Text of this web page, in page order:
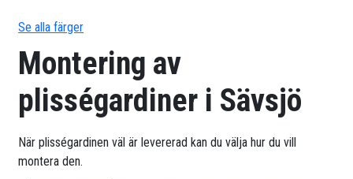
Se alla färger
Montering av
plisségardiner i Sävsjö
När plisségardinen väl är levererad kan du välja hur du vill
montera den.